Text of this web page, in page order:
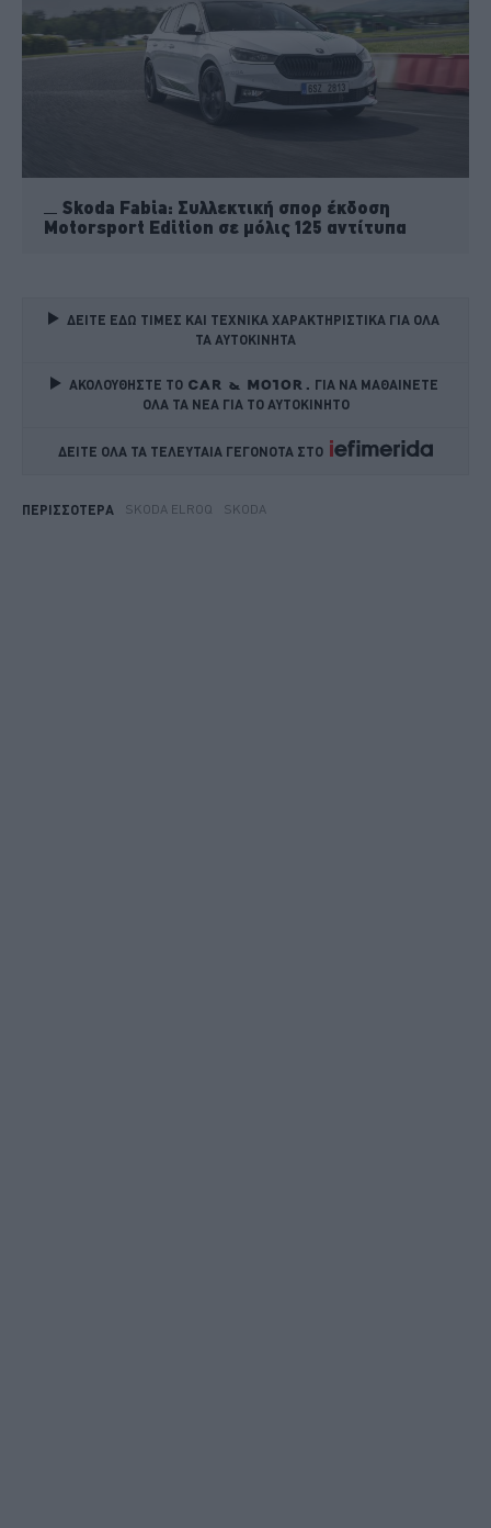
Skoda Fabia: Συλλεκτική σπορ έκδοση
Motorsport Edition σε μόλις 125 αντίτυπα
ΔΕΙΤΕ ΕΔΩ ΤΙΜΕΣ ΚΑΙ ΤΕΧΝΙΚΑ ΧΑΡΑΚΤΗΡΙΣΤΙΚΑ ΓΙΑ ΟΛΑ
ΤΑ ΑΥΤΟΚΙΝΗΤΑ
ΑΚΟΛΟΥΘΗΣΤΕ ΤΟ
ΓΙΑ ΝΑ ΜΑΘΑΙΝΕΤΕ
ΟΛΑ ΤΑ ΝΕΑ ΓΙΑ ΤΟ ΑΥΤΟΚΙΝΗΤΟ
ΔΕΙΤΕ ΟΛΑ ΤΑ ΤΕΛΕΥΤΑΙΑ ΓΕΓΟΝΟΤΑ ΣΤΟ
ΠΕΡΙΣΣΟΤΕΡΑ SKODA ELROQ SKODA